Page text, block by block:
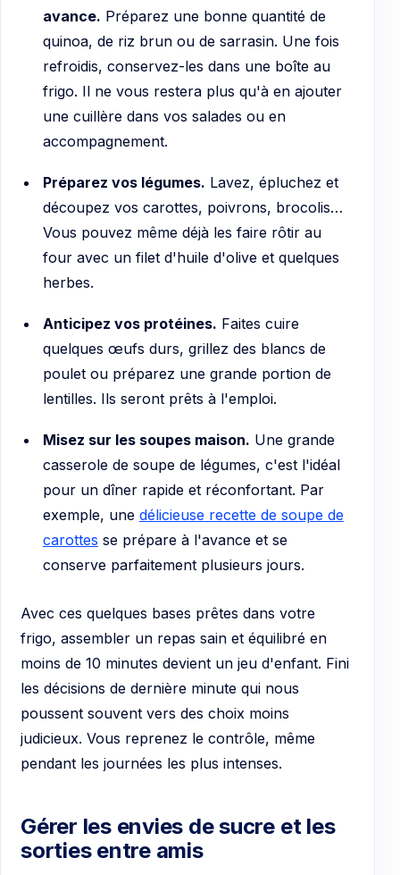
avance. Préparez une bonne quantité de
quinoa, de riz brun ou de sarrasin. Une fois
refroidis, conservez-les dans une boîte au
frigo. Il ne vous restera plus qu'à en ajouter
une cuillère dans vos salades ou en
accompagnement.
Préparez vos légumes. Lavez, épluchez et
découpez vos carottes, poivrons, brocolis…
Vous pouvez même déjà les faire rôtir au
four avec un filet d'huile d'olive et quelques
herbes.
Anticipez vos protéines. Faites cuire
quelques œufs durs, grillez des blancs de
poulet ou préparez une grande portion de
lentilles. Ils seront prêts à l'emploi.
Misez sur les soupes maison. Une grande
casserole de soupe de légumes, c'est l'idéal
pour un dîner rapide et réconfortant. Par
exemple, une délicieuse recette de soupe de
carottes se prépare à l'avance et se
conserve parfaitement plusieurs jours.
Avec ces quelques bases prêtes dans votre
frigo, assembler un repas sain et équilibré en
moins de 10 minutes devient un jeu d'enfant. Fini
les décisions de dernière minute qui nous
poussent souvent vers des choix moins
judicieux. Vous reprenez le contrôle, même
pendant les journées les plus intenses.
Gérer les envies de sucre et les
sorties entre amis